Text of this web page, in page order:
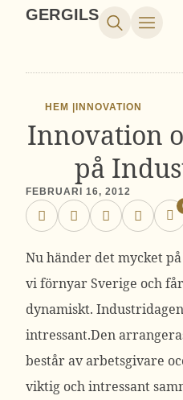
GERGILS
HEM | INNOVATION
Innovation
på
FEBRUARI 16, 2012
Nu händer det mycket
vi förnyar Sverige och
dynamiskt.
intressant.Den
består av arbetsgivare
viktig och intressant